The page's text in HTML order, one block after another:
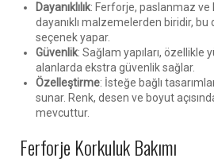
Dayanıklılık: Ferforje, paslanmaz ve
dayanıklı malzemelerden biridir,
seçenek yapar.
Güvenlik: Sağlam yapıları, özellikle
alanlarda ekstra güvenlik sağlar.
Özelleştirme: İsteğe bağlı
sunar. Renk, desen ve boyut
mevcuttur.
Ferforje Korkuluk Bakımı